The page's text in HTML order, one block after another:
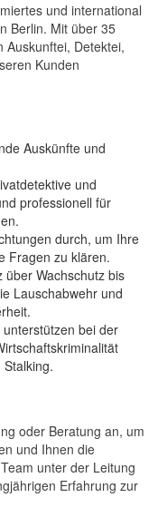
und international
Berlin. Mit über 35
Auskunftei, Detektei,
Kunden
Auskünfte und
und
professionell für
durch, um Ihre
Fragen zu klären.
über Wachschutz bis
Lauschabwehr und
bei der
oder Beratung an, um
und Ihnen die
unter der Leitung
Erfahrung zur